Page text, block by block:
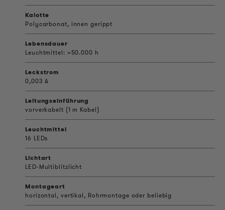
Kalotte
Polycarbonat, innen gerippt
Lebensdauer
Leuchtmittel: >50.000 h
Leckstrom
0,003 A
Leitungseinführung
vorverkabelt (1 m Kabel)
Leuchtmittel
16 LEDs
Lichtart
LED-Multiblitzlicht
Montageart
horizontal, vertikal, Rohrmontage oder beliebig